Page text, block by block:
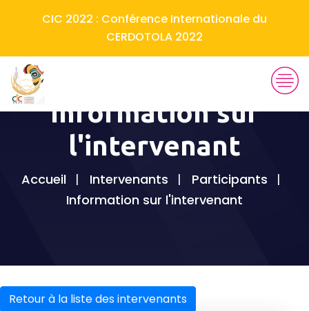
CIC 2022 : Conférence Internationale du
CERDOTOLA 2022
Information sur
l'intervenant
Accueil Intervenants
Participants
Information sur l'intervenant
Retour à la liste des intervenants